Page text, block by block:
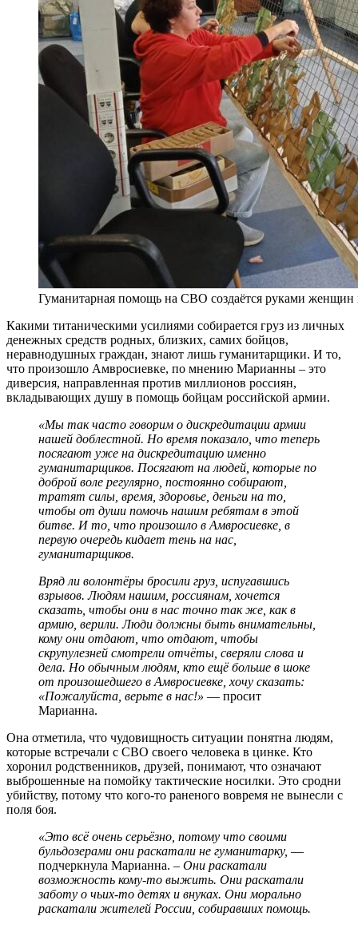
Гуманитарная помощь на СВО создаётся руками
Какими титаническими усилиями собирается груз из личных
денежных средств родных, близких, самих бойцов,
неравнодушных граждан, знают лишь гуманитарщики. И то,
что произошло Амвросиевке, по мнению Марианны – это
диверсия, направленная против миллионов россиян,
вкладывающих душу в помощь бойцам российской армии.
«Мы так часто говорим о дискредитации армии
нашей доблестной. Но время показало, что теперь
посягают уже на дискредитацию именно
гуманитарщиков. Посягают на людей, которые по
доброй воле регулярно, постоянно собирают,
тратят силы, время, здоровье, деньги на то,
чтобы от души помочь нашим ребятам в этой
битве. И то, что произошло в Амвросиевке, в
первую очередь кидает тень на нас,
гуманитарщиков.
Вряд ли волонтёры бросили груз, испугавшись
взрывов. Людям нашим, россиянам, хочется
сказать, чтобы они в нас точно так же, как в
армию, верили. Люди должны быть внимательны,
кому они отдают, что отдают, чтобы
скрупулезней смотрели отчёты, сверяли слова и
дела. Но обычным людям, кто ещё больше в шоке
от произошедшего в Амвросиевке, хочу сказать:
«Пожалуйста, верьте в нас!» — просит
Марианна.
Она отметила, что чудовищность ситуации понятна людям,
которые встречали с СВО своего человека в цинке. Кто
хоронил родственников, друзей, понимают, что означают
выброшенные на помойку тактические носилки. Это сродни
убийству, потому что кого-то раненого вовремя не вынесли с
поля боя.
«Это всё очень серьёзно, потому что своими
бульдозерами они раскатали не гуманитарку, —
подчеркнула Марианна. – Они раскатали
возможность кому-то выжить. Они раскатали
заботу о чьих-то детях и внуках. Они морально
раскатали жителей России, собиравших помощь.